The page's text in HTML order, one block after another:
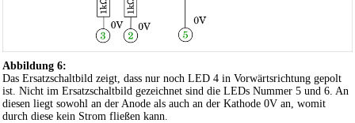
Abbildung 6:
Das Ersatzschaltbild zeigt, dass nur noch LED 4 in Vorwärtsrichtung gepolt
ist. Nicht im Ersatzschaltbild gezeichnet sind die LEDs Nummer 5 und 6. An
diesen liegt sowohl an der Anode als auch an der Kathode 0V an, womit
durch diese kein Strom fließen kann.